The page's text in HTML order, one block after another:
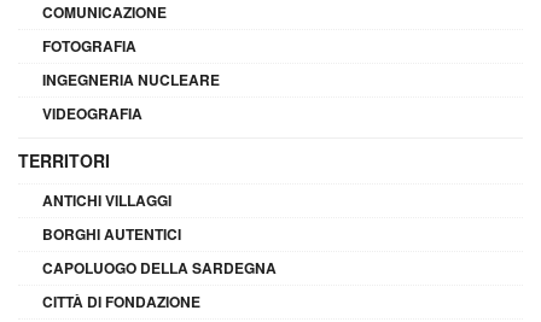
COMUNICAZIONE
FOTOGRAFIA
INGEGNERIA NUCLEARE
VIDEOGRAFIA
TERRITORI
ANTICHI VILLAGGI
BORGHI AUTENTICI
CAPOLUOGO DELLA SARDEGNA
CITTÀ DI FONDAZIONE